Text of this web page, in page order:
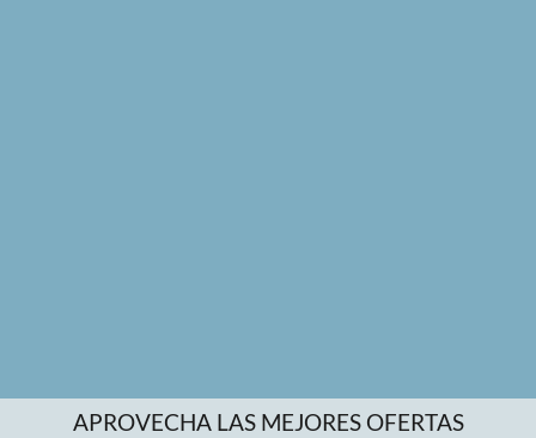
APROVECHA LAS MEJORES OFERTAS